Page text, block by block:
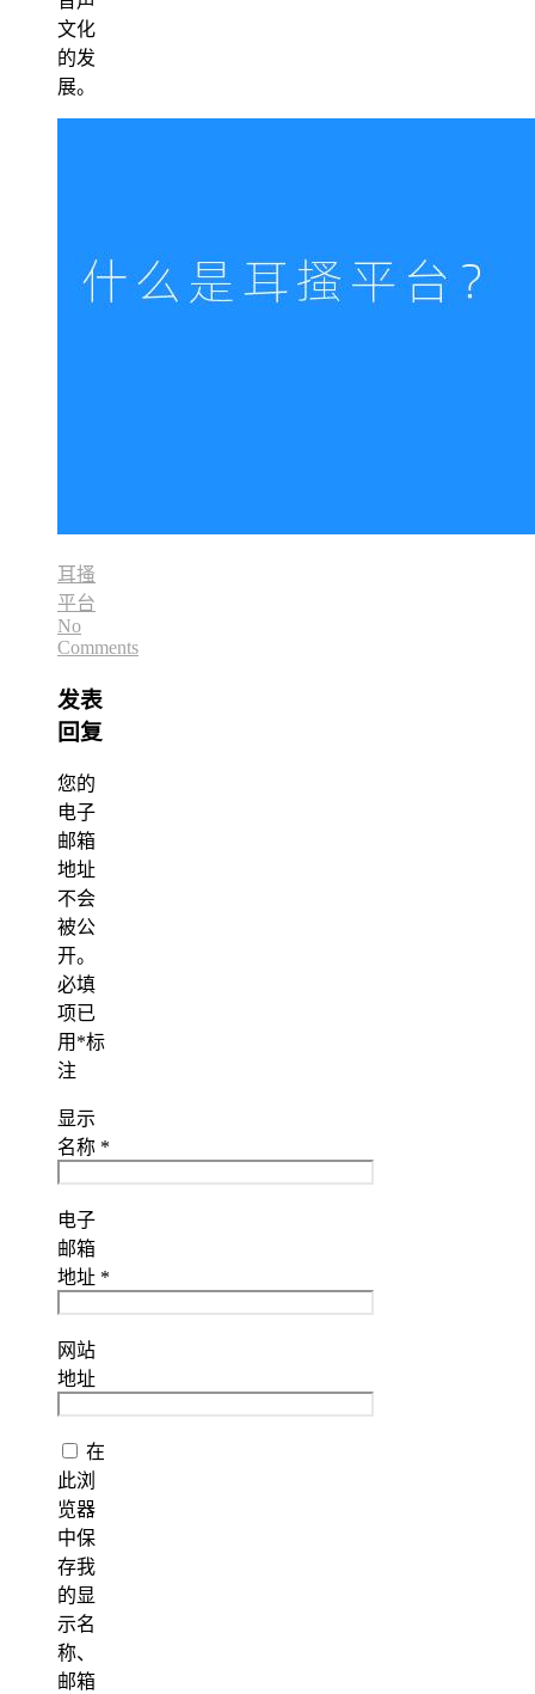
文化
的发
展。
耳搔
平台
No
Comments
发表
回复
您的
电子
邮箱
地址
不会
被公
开。
必填
项已
用 *标
注
显示
名称 *
电子
邮箱
地址 *
网站
地址
在
此浏
览器
中保
存我
的显
示名
称、
邮箱